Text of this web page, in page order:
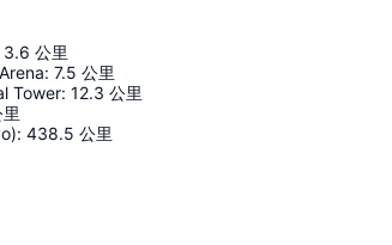
3.6 公里
: 7.5 公里
Tower: 12.3 公里
: 438.5 公里